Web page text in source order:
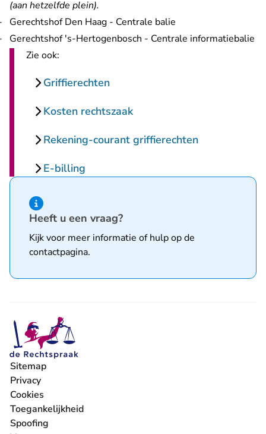
(aan hetzelfde plein).
Gerechtshof Den Haag - Centrale balie
Gerechtshof 's-Hertogenbosch - Centrale informatiebalie
Zie ook:
Griffierechten
Kosten rechtszaak
Rekening-courant griffierechten
E-billing
Hint van type informatie
Heeft u een vraag?
Kijk voor meer informatie of hulp op de
contactpagina.
Sitemap
Privacy
Cookies
Toegankelijkheid
Spoofing